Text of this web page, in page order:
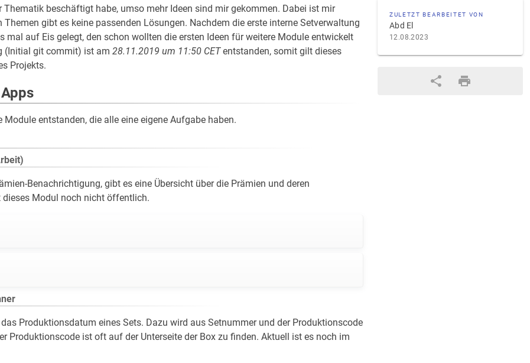
ZULETZT BEARBEITET VON
Abd El
12.08.2023
beschäftigt habe, umso mehr Ideen sind mir gekommen. Dabei ist mir
Themen gibt es keine passenden Lösungen. Nachdem die erste interne Setverwaltung
mal auf Eis gelegt, den schon wollten die ersten Ideen für weitere Module entwickelt
(Initial git commit) ist am 28.11.2019 um 11:50 CETentstanden, somit gilt dieses
Projekts.
Module entstanden, die alle eine eigene Aufgabe haben.
Benachrichtigung, gibt es eine Übersicht über die Prämien und deren
Modul noch nicht öffentlich.
Produktionsdatum eines Sets. Dazu wird aus Setnummer und der Produktionscode
Produktionscode ist oft auf der Unterseite der Box zu finden. Aktuell ist es noch im